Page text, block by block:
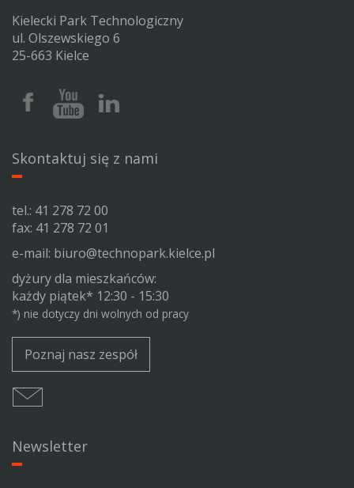
Kielecki Park Technologiczny
ul. Olszewskiego 6
25-663 Kielce
Facebook
Kieleckiego
Youtube
Kieleckiego
Linkedin
Kieleckiego
Skontaktuj się z nami
tel.: 41 278 72 00
fax: 41 278 72 01
e-mail: biuro@technopark.kielce.pl
dyżury dla mieszkańców:
każdy piątek* 12:30 - 15:30
*) nie dotyczy dni wolnych od pracy
Poznaj nasz zespół
Newsletter